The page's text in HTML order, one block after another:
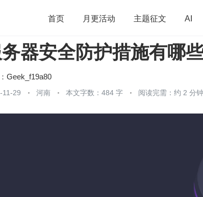
首页 月更活动 主题征文 AI
架构 OpenHarmony 算法 学习方
器安全防护措施有哪
Geek_f19a80
11-29 河南 本文字数：484 字 阅读完需：约 2 分钟